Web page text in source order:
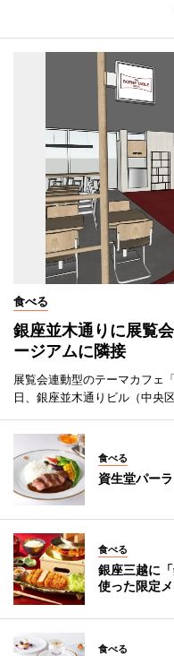
食べる
銀座並木通りに展覧
ージアムに隣接
展覧会連動型のテーマカフェ
日、銀座並木通りビル（中央
食べる
資生堂パー
食べる
銀座三越に
使った限定
食べる